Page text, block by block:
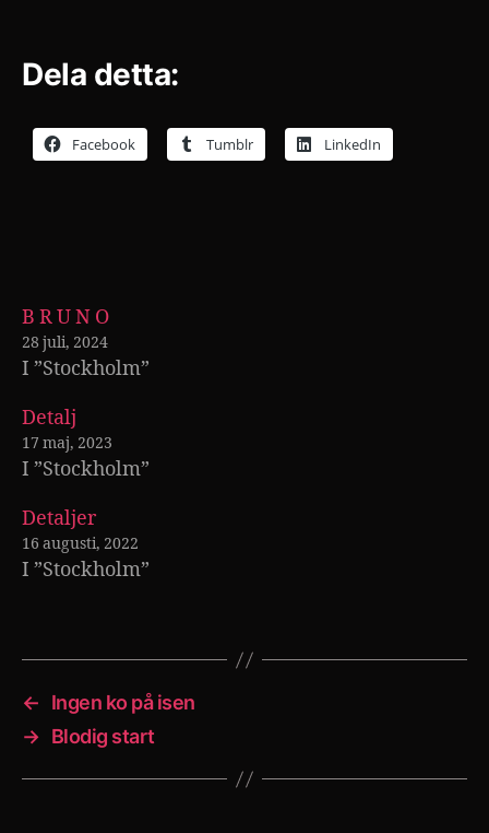
Dela detta:
Facebook Tumblr LinkedIn
B R U N O
28 juli, 2024
I ”Stockholm”
Detalj
17 maj, 2023
I ”Stockholm”
Detaljer
16 augusti, 2022
I ”Stockholm”
←
Ingen ko på isen
→ Blodig start